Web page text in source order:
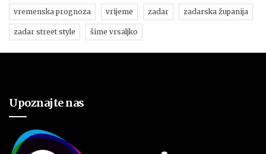
vremenska prognoza vrijeme zadar zadarska županija
zadar street style šime vrsaljko
Upoznajte nas